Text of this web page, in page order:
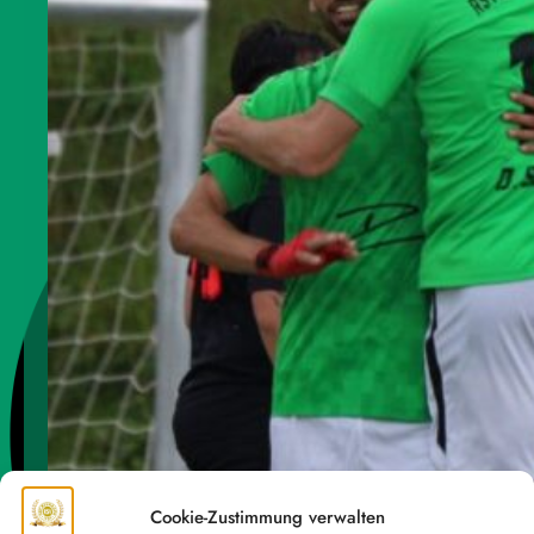
Cookie-Zustimmung verwalten